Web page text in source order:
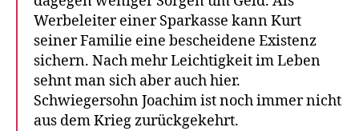
Werbeleiter einer Sparkasse kann Kurt
seiner Familie eine bescheidene Existenz
sichern. Nach mehr Leichtigkeit im Leben
sehnt man sich aber auch hier.
Schwiegersohn Joachim ist noch immer nicht
aus dem Krieg zurückgekehrt.